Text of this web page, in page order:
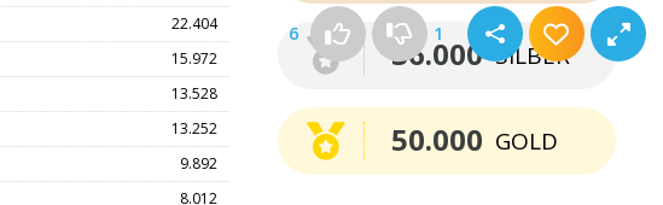
6 1
22.404
15.972
13.528
13.252
9.892
8.012
SILBER
36.000
GOLD
50.000